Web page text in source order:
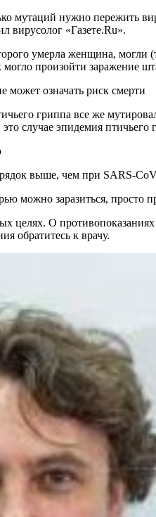
мутаций нужно пережить
вирусолог «Газете.Ru».
умерла женщина, могли
могло произойти
означать риск смерти
гриппа все же
случае эпидемия
выше, чем при
можно заразиться, просто
целях. О
обратитесь к врачу.